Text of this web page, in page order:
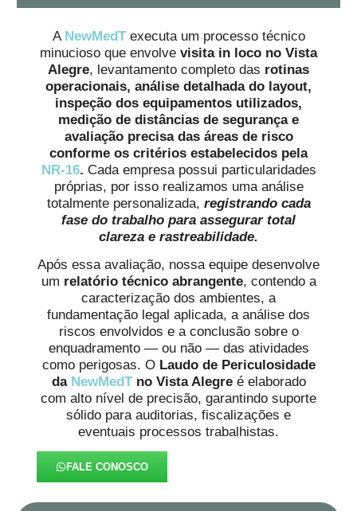
A NewMedT executa um processo técnico
minucioso que envolve visita in loco no Vista
Alegre, levantamento completo das rotinas
operacionais, análise detalhada do layout,
inspeção dos equipamentos utilizados,
medição de distâncias de segurança e
avaliação precisa das áreas de risco
conforme os critérios estabelecidos pela
NR-16. Cada empresa possui particularidades
próprias, por isso realizamos uma análise
totalmente personalizada, registrando cada
fase do trabalho para assegurar total
clareza e rastreabilidade.
Após essa avaliação, nossa equipe desenvolve
um relatório técnico abrangente, contendo a
caracterização dos ambientes, a
fundamentação legal aplicada, a análise dos
riscos envolvidos e a conclusão sobre o
enquadramento — ou não — das atividades
como perigosas. O Laudo de Periculosidade
da NewMedTno Vista Alegre é elaborado
com alto nível de precisão, garantindo suporte
sólido para auditorias, fiscalizações e
eventuais processos trabalhistas.
FALE CONOSCO